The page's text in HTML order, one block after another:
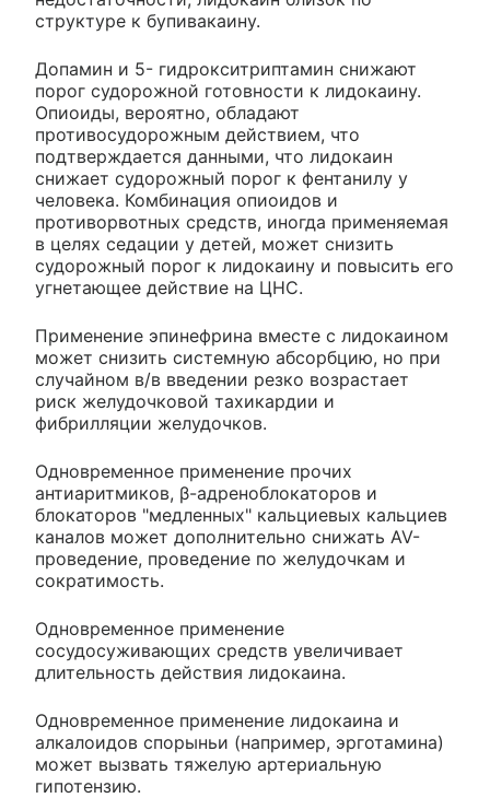
структуре к бупивакаину.
Допамин и 5- гидрокситриптамин снижают
порог судорожной готовности к лидокаину.
Опиоиды, вероятно, обладают
противосудорожным действием, что
подтверждается данными, что лидокаин
снижает судорожный порог к фентанилу у
человека. Комбинация опиоидов и
противорвотных средств, иногда применяемая
в целях седации у детей, может снизить
судорожный порог к лидокаину и повысить его
угнетающее действие на ЦНС.
Применение эпинефрина вместе с лидокаином
может снизить системную абсорбцию, но при
случайном в/в введении резко возрастает
риск желудочковой тахикардии и
фибрилляции желудочков.
Одновременное применение прочих
антиаритмиков, β-адреноблокаторов и
блокаторов "медленных" кальциевых кальциев
каналов может дополнительно снижать AV-
проведение, проведение по желудочкам и
сократимость.
Одновременное применение
сосудосуживающих средств увеличивает
длительность действия лидокаина.
Одновременное применение лидокаина и
алкалоидов спорыньи (например, эрготамина)
может вызвать тяжелую артериальную
гипотензию.